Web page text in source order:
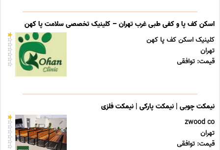
اسکن کف پا و کفی طبی غرب تهران – کلینیک تخصصی سلامت پا کهن
کلینیک اسکن کف پا کهن
تهران
قیمت: توافقی
نیمکت چوبی | نیمکت پارکی | نیمکت فلزی
zwood co
تهران
قیمت: توافقی